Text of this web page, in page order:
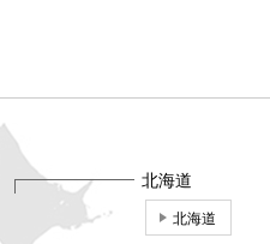
北海道
北海道